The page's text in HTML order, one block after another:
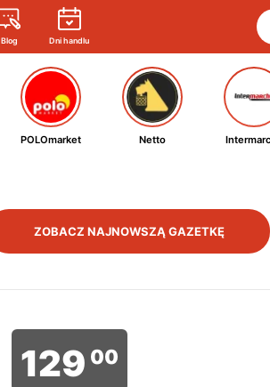
Blog Dni handlu
POLOmarket Netto
ZOBACZ NAJNOWSZĄ GAZETKĘ
129 00